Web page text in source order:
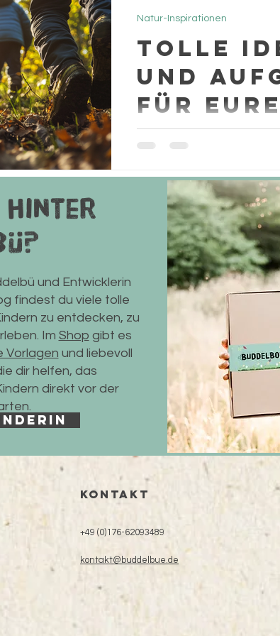
Tolle
und
für Eure
Natur-Inspirationen
hinter
und Entwicklerin
findest du viele tolle
zu entdecken, zu
Im Shop gibt es
Vorlagen und liebevoll
dir helfen, das
direkt vor der
KONTAKT
+49 (0)176-62093489
kontakt@buddelbue.de